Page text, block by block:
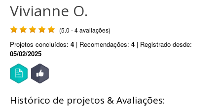
Vivianne O.
(5.0 - 4 avaliações)
Projetos concluídos: 4 | Recomendações: 4 | Registrado desde:
05/02/2025
Histórico de projetos & Avaliações: